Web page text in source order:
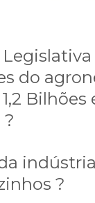
do
Bilhões
?